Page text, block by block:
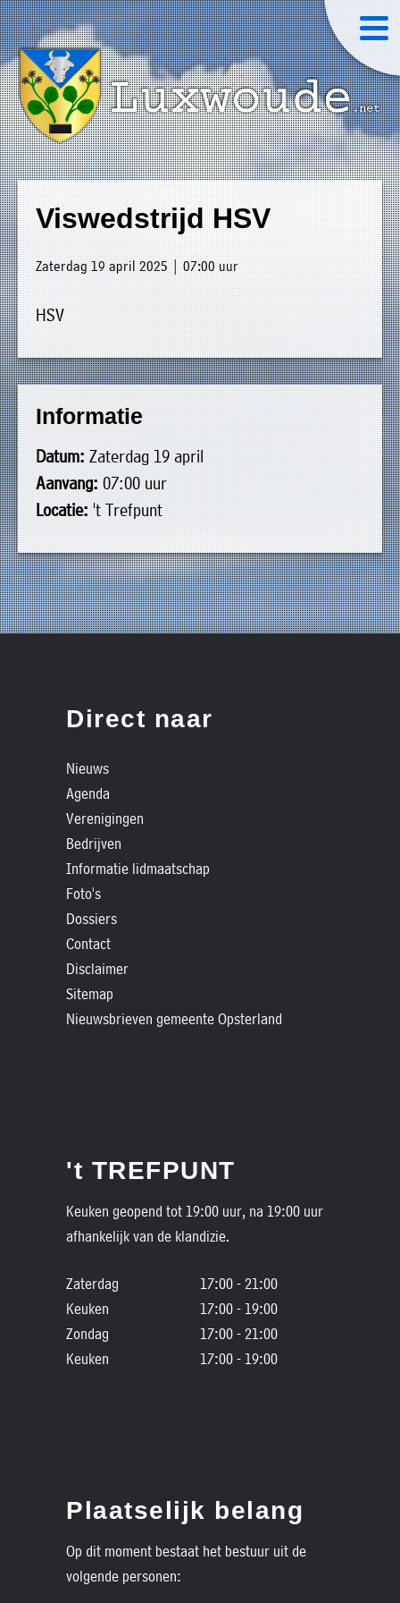
Viswedstrijd HSV
Zaterdag 19 april 2025 | 07:00 uur
HSV
Informatie
Datum:Zaterdag 19 april
Aanvang:07:00 uur
Locatie:'t Trefpunt
Direct naar
Nieuws
Agenda
Verenigingen
Bedrijven
Informatie lidmaatschap
Foto's
Dossiers
Contact
Disclaimer
Sitemap
Nieuwsbrieven gemeente Opsterland
't TREFPUNT
Keuken geopend tot 19:00 uur, na 19:00 uur
afhankelijk van de klandizie.
Zaterdag
17:00 - 21:00
Keuken
17:00 - 19:00
Zondag
17:00 - 21:00
Keuken
17:00 - 19:00
Plaatselijk belang
Op dit moment bestaat het bestuur uit de
volgende personen:
»
Home
»
Welkom
»
Nieuws
»
Agenda
»
Verenigingen
»
Bedrijven
»
Plaatselijk
belang
»
Informatie
lidmaatschap
Trefpunt
Foto's
Historische
verhalen
Dossiers
Contact
Nieuwsbrieven
Luxwoude.net
website@luxwoude.net
Plaatselijk
belang
Op
dit
moment
bestaat
het
bestuur
uit
de
volgende
personen:
Voorzitter
vacant
Secretaris
Michiel
Modderman
Penningmeester
vacant
Algemeen
Anco